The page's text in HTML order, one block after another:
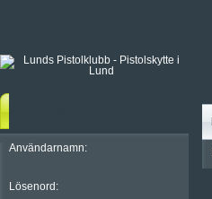
Användarnamn:
Lösenord: